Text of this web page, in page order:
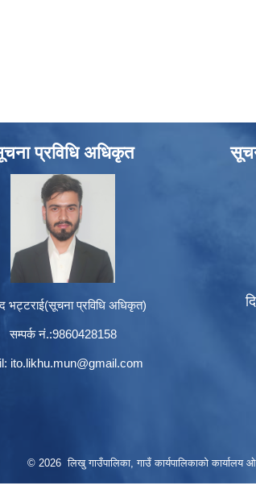
प्रविधि अधिकृत
भट्टराई(सूचना प्रविधि अधिकृत)
सम्पर्क नं.:9860428158
ito.likhu.mun@gmail.com
© 2026 लिखु गाउँपालिका, गाउँ कार्यपालिकाको